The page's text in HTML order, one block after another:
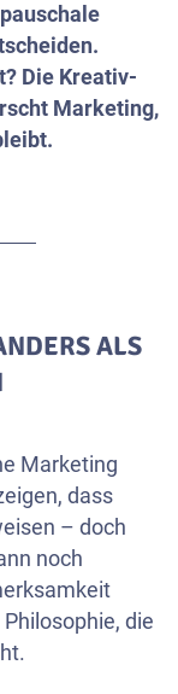
Die Kreativ-
Marketing,
ALS
Marketing
dass
– doch
noch
die